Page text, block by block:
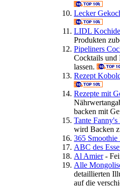
Lecker
LIDL
Produkten
Pipeliners
Cocktails und
lassen.
Rezept
Rezepte mit
backen mit
Tante Fanny's
wird Backen
365 Smoothie
ABC des
Al Amier-
Alle
detaillierten
auf die